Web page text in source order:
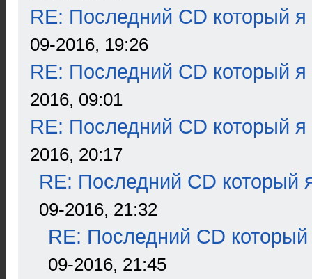
RE: Последний CD который я
09-2016, 19:26
RE: Последний CD который я
2016, 09:01
RE: Последний CD который я
2016, 20:17
RE: Последний CD который
09-2016, 21:32
RE: Последний CD который
09-2016, 21:45